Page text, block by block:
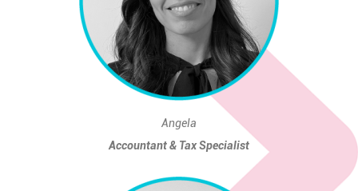
Angela
Accountant & Tax Specialist